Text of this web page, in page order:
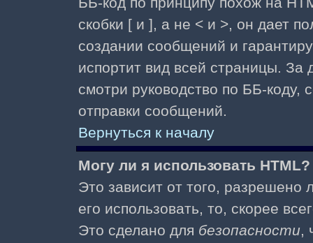
скобки [ и ], а не < и >, он дает
создании сообщений и
испортит вид всей страницы.
смотри руководство по ББ-коду,
отправки сообщений.
Вернуться к началу
Могу ли я использовать HTML?
Это зависит от того,
его использовать, то, скорее
Это сделано для безопасности,